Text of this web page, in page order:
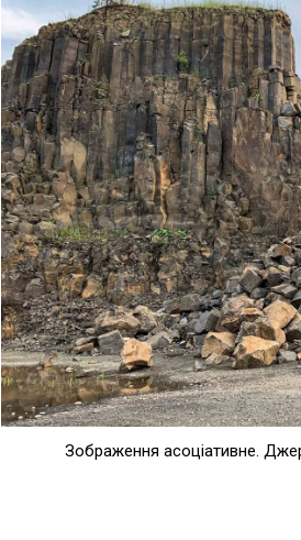
Зображення асоціативне.